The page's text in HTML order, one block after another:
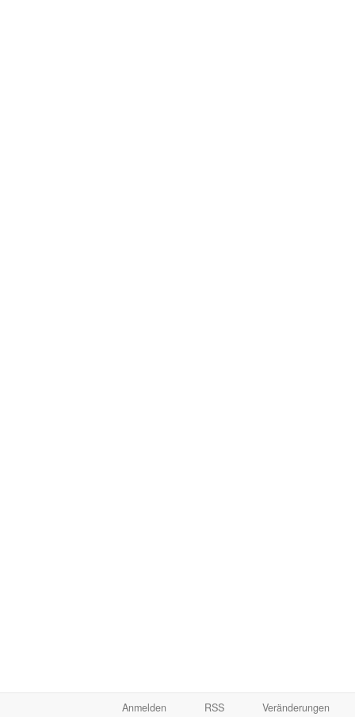
Anmelden RSS Veränderungen